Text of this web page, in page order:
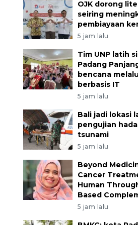
OJK dorong
seiring
pembiayaan
5 jam lalu
Tim UNP latih
Padang
bencana
berbasis IT
5 jam lalu
Bali jadi lokasi
pengujian
tsunami
5 jam lalu
Beyond
Cancer
Human
Based
5 jam lalu